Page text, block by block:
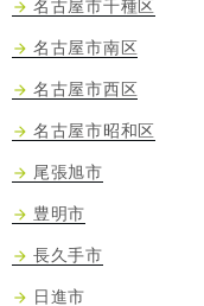
名古屋市千種区
名古屋市南区
名古屋市西区
名古屋市昭和区
尾張旭市
豊明市
長久手市
日進市